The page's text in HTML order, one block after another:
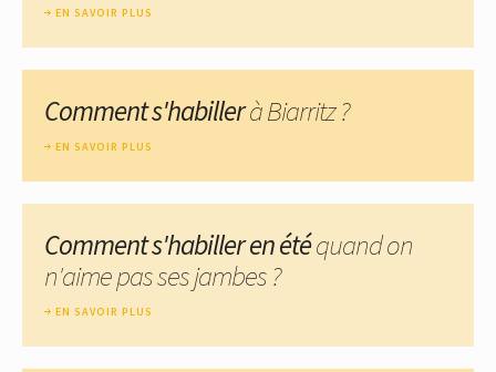
EN SAVOIR PLUS
Comment s'habillerà Biarritz ?
EN SAVOIR PLUS
Comment s'habiller en étéquand on
n'aime pas ses jambes ?
EN SAVOIR PLUS